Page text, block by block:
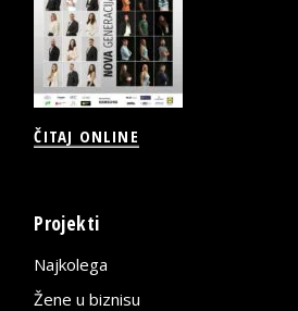
ČITAJ ONLINE
Projekti
Najkolega
Žene u biznisu